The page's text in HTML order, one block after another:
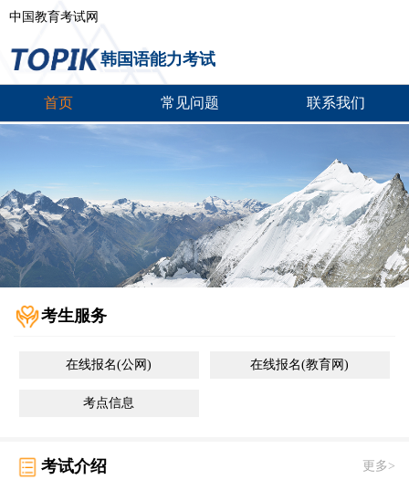
中国教育考试网
韩国语能力考试
首页 常见问题 联系我们
考生服务
在线报名(公网) 在线报名(教育网)
考点信息
考试介绍 更多>